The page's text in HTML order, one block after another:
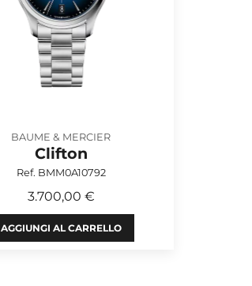
BAUME & MERCIER
Clifton
Ref. BMM0A10792
3.700,00 €
AGGIUNGI AL CARRELLO